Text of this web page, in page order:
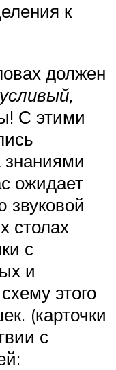
к
должен
С этими
знаниями
ожидает
звуковой
столах
с
и
этого
(карточки
с